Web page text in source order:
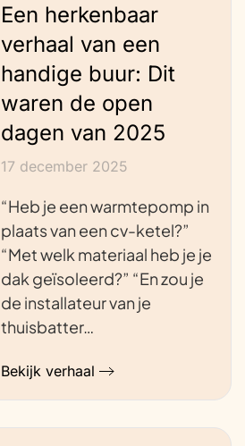
Een herkenbaar
verhaal van een
handige buur: Dit
waren de open
dagen van 2025
17 december 2025
“Heb je een warmtepomp in
plaats van een cv-ketel?”
“Met welk materiaal heb je je
dak geïsoleerd?” “En zou je
de installateur van je
thuisbatter…
Bekijk verhaal